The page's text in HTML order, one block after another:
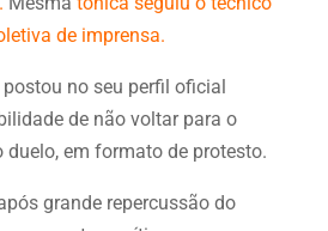
de imprensa.
postou no seu perfil oficial
de não voltar para o
duelo, em formato de protesto.
grande repercussão do